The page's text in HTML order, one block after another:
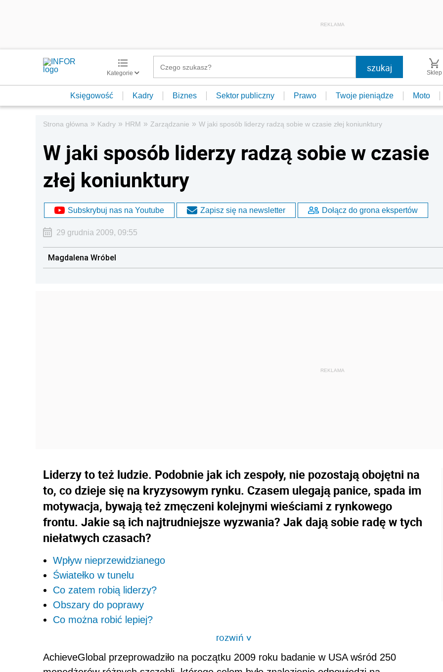
REKLAMA
Kategorie Sklep
Księgowość Kadry Biznes Sektor publiczny Prawo Twoje pieniądze Moto
Strona główna » Kadry » HRM » Zarządzanie » W jaki sposób liderzy radzą sobie w czasie złej koniunktury
W jaki sposób liderzy radzą sobie w czasie
złej koniunktury
Subskrybuj nas na Youtube Zapisz się na newsletter Dołącz do grona ekspertów
29 grudnia 2009, 09:55
Magdalena Wróbel
Liderzy to też ludzie. Podobnie jak ich zespoły, nie pozostają obojętni na
to, co dzieje się na kryzysowym rynku. Czasem ulegają panice, spada im
motywacja, bywają też zmęczeni kolejnymi wieściami z rynkowego
frontu. Jakie są ich najtrudniejsze wyzwania? Jak dają sobie radę w tych
niełatwych czasach?
Wpływ nieprzewidzianego
Światełko w tunelu
Co zatem robią liderzy?
Obszary do poprawy
Co można robić lepiej?
rozwiń>
AchieveGlobal przeprowadziło na początku 2009 roku badanie w USA wśród 250